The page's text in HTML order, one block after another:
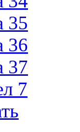
35
36
37
7